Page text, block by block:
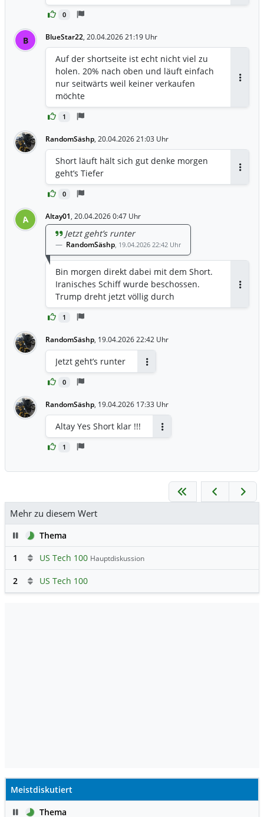
0
B BlueStar22, 20.04.2026 21:19 Uhr
1
Auf der shortseite ist echt nicht viel zu
holen. 20% nach oben und läuft einfach
nur seitwärts weil keiner verkaufen
möchte
RandomSäshp, 20.04.2026 21:03 Uhr
0
Short läuft hält sich gut denke morgen
geht’s Tiefer
A Altay01, 20.04.2026 0:47 Uhr
1
Jetzt geht’s runter
RandomSäshp, 19.04.2026 22:42 Uhr
Bin morgen direkt dabei mit dem Short.
Iranisches Schiff wurde beschossen.
Trump dreht jetzt völlig durch
RandomSäshp, 19.04.2026 22:42 Uhr
0
Jetzt geht’s runter
RandomSäshp, 19.04.2026 17:33 Uhr
1
Altay Yes Short klar !!!
Mehr zu diesem Wert
PauseThema
1
US Tech 100 Hauptdiskussion
2 US Tech 100
Meistdiskutiert
PauseThema